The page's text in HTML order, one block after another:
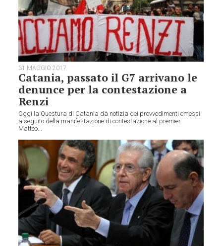
31 MAGGIO 2017
Catania, passato il G7 arrivano le
denunce per la contestazione a
Renzi
Oggi la Questura di Catania dà notizia dei provvedimenti emessi
a seguito della manifestazione di contestazione al premier
Matteo...